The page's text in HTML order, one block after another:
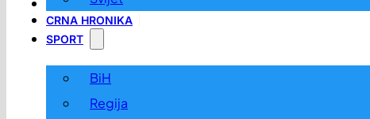
LOKALNO
CRNA HRONIKA
SPORT
BiH
Regija